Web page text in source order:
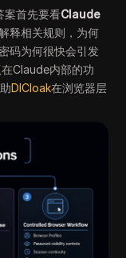
案首先要看Claude
释相关规则，为何
码为何很快会引发
Claude内部的功
DICloak在浏览器层